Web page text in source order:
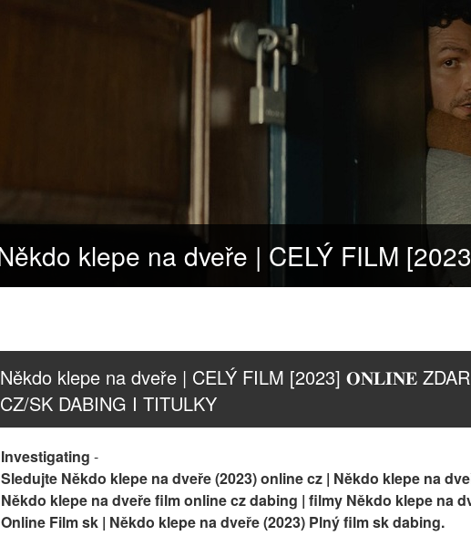
Někdo klepe na dveře | CELÝ FILM [2023] 𝐎𝐍𝐋𝐈𝐍𝐄
CZ/SK DABING I TITULKY
Investigating -
Sledujte Někdo klepe na dveře (2023) online cz | Někdo klepe na
Někdo klepe na dveře film online cz dabing | filmy Někdo klepe na
Online Film sk | Někdo klepe na dveře (2023) Plný film sk dabing.